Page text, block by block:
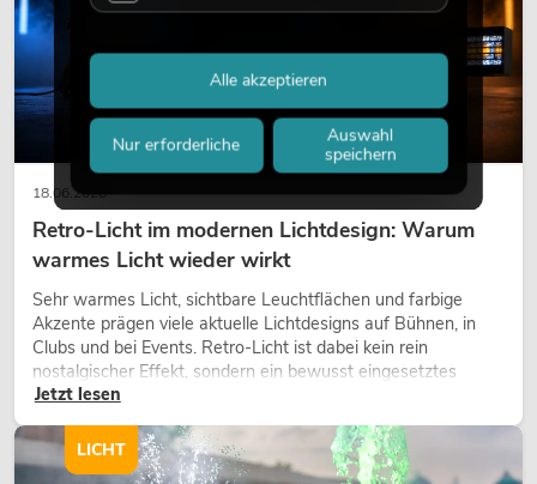
18.06.2026
Retro-Licht im modernen Lichtdesign: Warum
warmes Licht wieder wirkt
Sehr warmes Licht, sichtbare Leuchtflächen und farbige
Akzente prägen viele aktuelle Lichtdesigns auf Bühnen, in
Clubs und bei Events. Retro-Licht ist dabei kein rein
nostalgischer Effekt, sondern ein bewusst eingesetztes
Gestaltungsmittel: Es schafft Atmosphäre, gibt Szenen
Charakter und kann technische LED-Setups emotionaler
wirken lassen.
Jetzt lesen
LICHT
Nur erforderliche
Auswahl
speichern
Alle akzeptieren